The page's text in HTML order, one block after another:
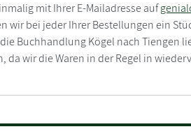
mit Ihrer E-Mailadresse auf
bei jeder Ihrer Bestellungen ein
Buchhandlung Kögel nach
da wir die Waren in der Regel in